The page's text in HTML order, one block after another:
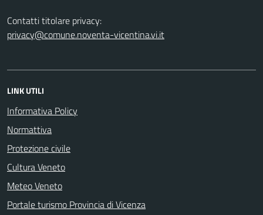
Contatti titolare privacy:
privacy@comune.noventa-vicentina.vi.it
LINK UTILI
Informativa Policy
Normattiva
Protezione civile
Cultura Veneto
Meteo Veneto
Portale turismo Provincia di Vicenza